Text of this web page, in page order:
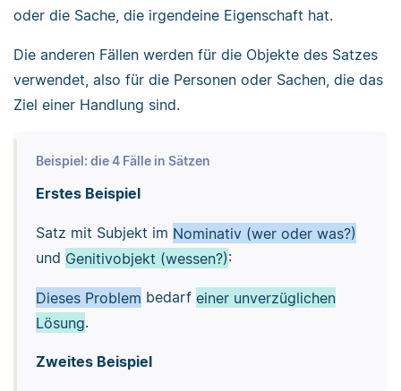
oder die Sache, die irgendeine Eigenschaft hat.
Die anderen Fällen werden für die Objekte des Satzes
verwendet, also für die Personen oder Sachen, die das
Ziel einer Handlung sind.
Beispiel: die 4 Fälle in Sätzen
Erstes Beispiel
Satz mit Subjekt im Nominativ (wer oder was?)
und Genitivobjekt (wessen?):
Dieses Problem bedarf einer unverzüglichen
Lösung.
Zweites Beispiel